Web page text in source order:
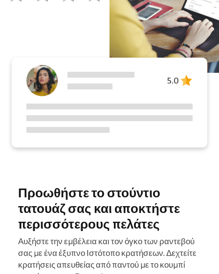
5.0
Προωθήστε το στούντιο
τατουάζ σας και αποκτήστε
περισσότερους πελάτες
Αυξήστε την εμβέλεια και τον όγκο των ραντεβού
σας με ένα έξυπνο Ιστότοπο κρατήσεων. Δεχτείτε
κρατήσεις απευθείας από παντού με το κουμπί